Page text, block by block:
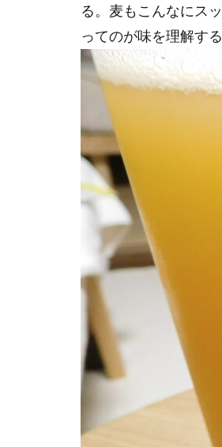
る。麦もこんなにス
ってのが味を理解す